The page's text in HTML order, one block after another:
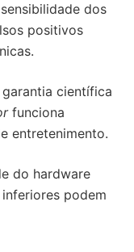
dos
positivos
científica
funciona
entretenimento.
do hardware
podem